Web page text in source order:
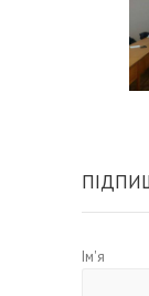
Ім'я